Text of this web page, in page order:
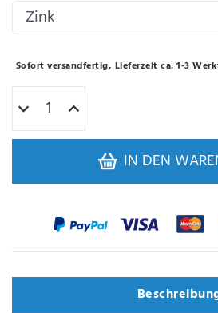
Sofort versandfertig, Lieferzeit ca. 1-3
IN DEN